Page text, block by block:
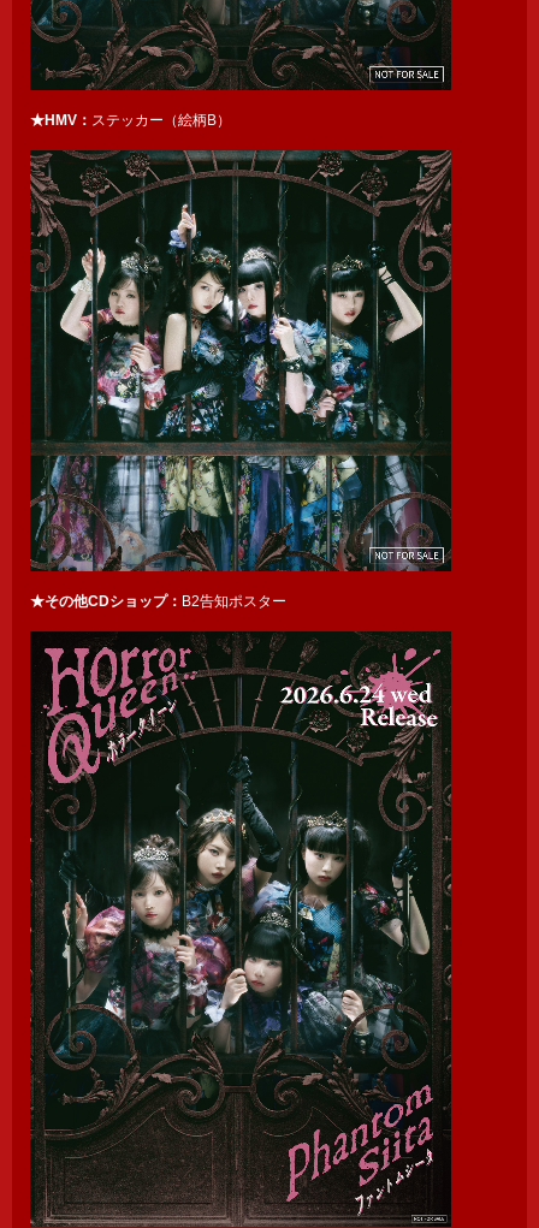
★HMV： ステッカー（絵柄B）
★その他CDショップ： B2告知ポスター